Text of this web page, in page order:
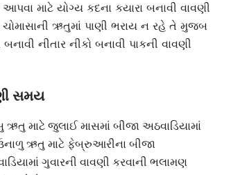
માટે યોગ્ય કદના કયારા બનાવી વાવણી
ચોમાસાની ઋતુમાં પાણી ભરાય ન રહે તે મુજબ
બનાવી નીતાર નીકો બનાવી પાકની વાવણી
સમય
ઋતુ માટે જુલાઈ માસમાં બીજા અઠવાડિયામાં
ઋતુ માટે ફેબ્રુઆરીના બીજા
ગુવારની વાવણી કરવાની ભલામણ